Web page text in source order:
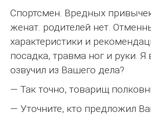
Спортсмен. Вредных
женат. родителей нет.
характеристики и
посадка, травма ног и руки. Я
озвучил из Вашего дела?
— Так точно, товарищ
— Уточните, кто предложил